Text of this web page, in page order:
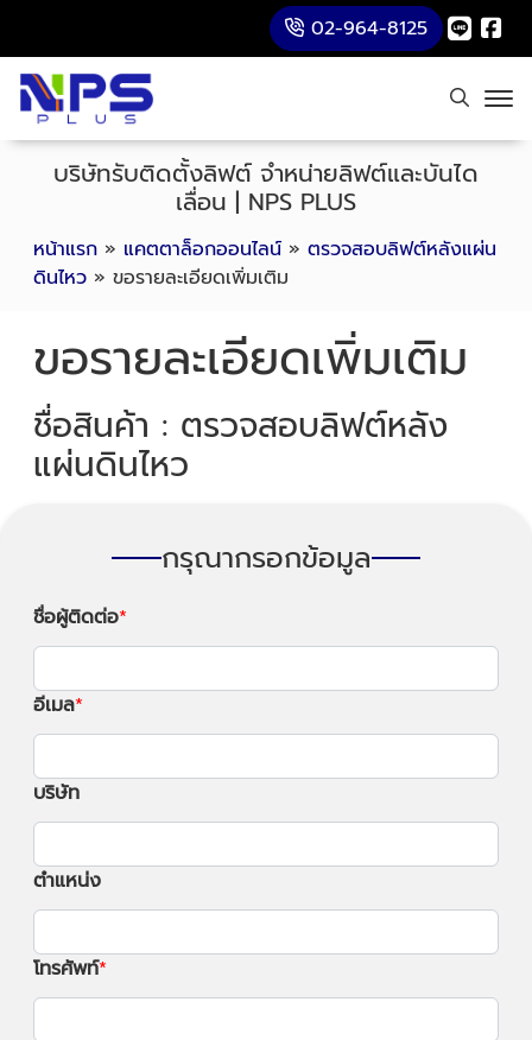
02-964-8125
หน้าแรก » แคตตาล็อกออนไลน์ » ตรวจสอบลิฟต์หลังแผ่น
ดินไหว » ขอรายละเอียดเพิ่มเติม
บริษัทรับติดตั้งลิฟต์ จำหน่ายลิฟต์และบันได
เลื่อน | NPS PLUS
ขอรายละเอียดเพิ่มเติม
ชื่อสินค้า : ตรวจสอบลิฟต์หลัง
แผ่นดินไหว
กรุณากรอกข้อมูล
ชื่อผู้ติดต่อ
อีเมล
บริษัท
ตำแหน่ง
โทรศัพท์